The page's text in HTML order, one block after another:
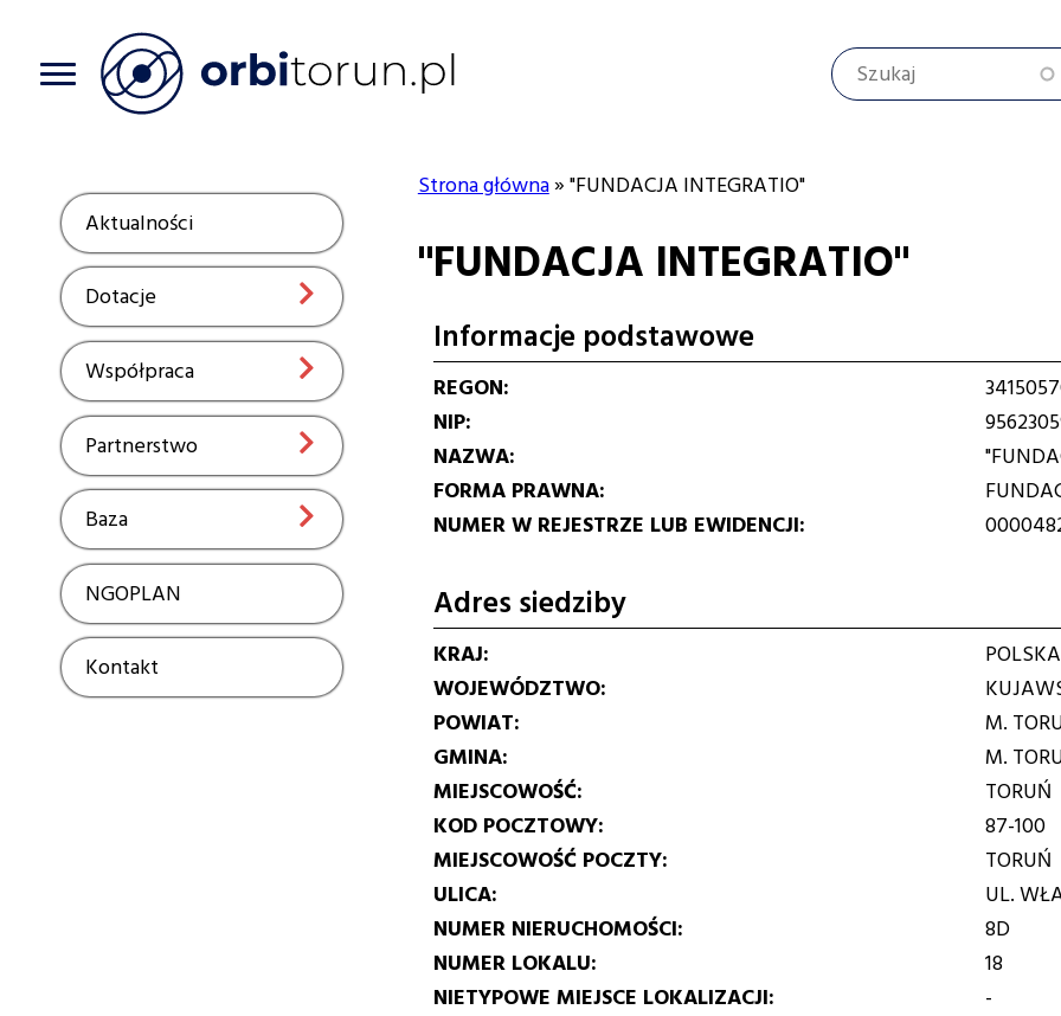
Szukaj
Aktualności Show
Dotacje Show
Współpraca Show
Partnerstwo Show
Baza Show
NGOPLAN Show
Kontakt Show
nawigacyjna
Strona główna "FUNDACJA INTEGRATIO"
"FUNDACJA INTEGRATIO"
Informacje podstawowe
REGON
NIP
NAZWA
FORMA PRAWNA
NUMER W REJESTRZE LUB EWIDENCJI
Adres siedziby
KRAJ
POLSKA
WOJEWÓDZTWO
POWIAT
M.
GMINA
M.
MIEJSCOWOŚĆ
TORUŃ
KOD POCZTOWY
87-100
MIEJSCOWOŚĆ POCZTY
TORUŃ
ULICA
UL.
NUMER NIERUCHOMOŚCI
8D
NUMER LOKALU
18
NIETYPOWE MIEJSCE LOKALIZACJI
-